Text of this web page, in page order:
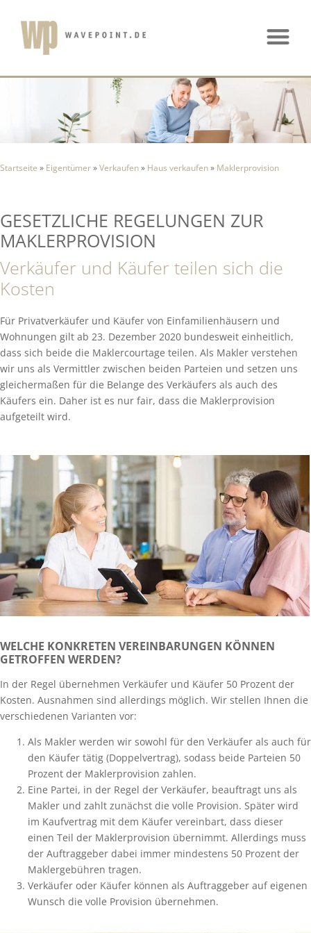
Startseite » Eigentümer»Verkaufen» Haus verkaufen» Maklerprovision
GESETZLICHE REGELUNGEN ZUR
MAKLERPROVISION
Verkäufer und Käufer teilen sich die
Kosten
Für Privatverkäufer und Käufer von Einfamilienhäusern und
Wohnungen gilt ab 23. Dezember 2020 bundesweit einheitlich,
dass sich beide die Maklercourtage teilen. Als Makler verstehen
wir uns als Vermittler zwischen beiden Parteien und setzen uns
gleichermaßen für die Belange des Verkäufers als auch des
Käufers ein. Daher ist es nur fair, dass die Maklerprovision
aufgeteilt wird.
WELCHE KONKRETEN VEREINBARUNGEN KÖNNEN
GETROFFEN WERDEN?
In der Regel übernehmen Verkäufer und Käufer 50 Prozent der
Kosten. Ausnahmen sind allerdings möglich. Wir stellen Ihnen die
verschiedenen Varianten vor:
Als Makler werden wir sowohl für den Verkäufer als auch für
den Käufer tätig (Doppelvertrag), sodass beide Parteien 50
Prozent der Maklerprovision zahlen.
Eine Partei, in der Regel der Verkäufer, beauftragt uns als
Makler und zahlt zunächst die volle Provision. Später wird
im Kaufvertrag mit dem Käufer vereinbart, dass dieser
einen Teil der Maklerprovision übernimmt. Allerdings muss
der Auftraggeber dabei immer mindestens 50 Prozent der
Maklergebühren tragen.
Verkäufer oder Käufer können als Auftraggeber auf eigenen
Wunsch die volle Provision übernehmen.